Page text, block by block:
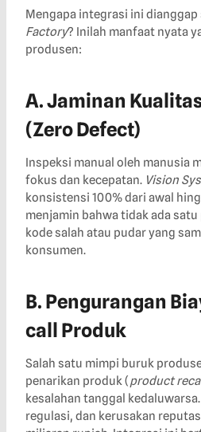
Mengapa integrasi ini dianggap
Factory? Inilah manfaat nyata
produsen:
A. Jaminan
(Zero Defect)
Inspeksi manual oleh manusia
fokus dan kecepatan. Vision
konsistensi 100% dari awal
menjamin bahwa tidak ada
kode salah atau pudar yang
konsumen.
B. Pengurangan
call Produk
Salah satu mimpi buruk
penarikan produk (product
kesalahan tanggal
regulasi, dan kerusakan